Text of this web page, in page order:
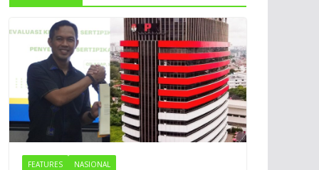
FEATURES NASIONAL